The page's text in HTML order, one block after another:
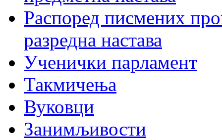
Распоред писмених
разредна настава
Ученички парламент
Такмичења
Вуковци
Занимљивости